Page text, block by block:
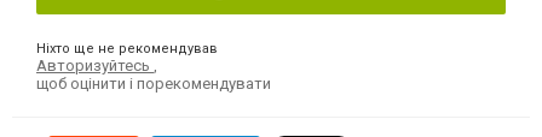
Ніхто ще не рекомендував
Авторизуйтесь ,
щоб оцінити і порекомендувати